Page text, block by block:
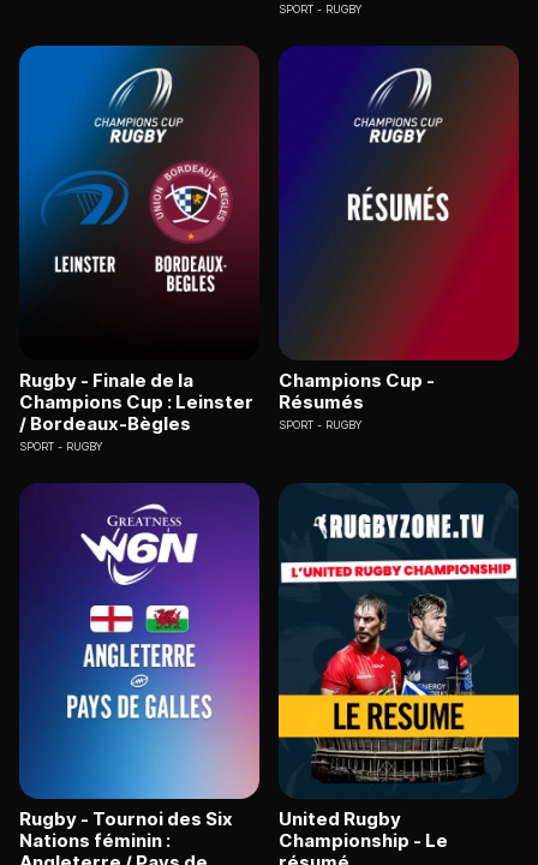
SPORT RUGBY
Rugby - Finale de la
Champions Cup : Leinster
/ Bordeaux-Bègles
SPORT RUGBY
Champions Cup -
Résumés
SPORT RUGBY
Rugby - Tournoi des Six
Nations féminin :
United Rugby
Championship - Le